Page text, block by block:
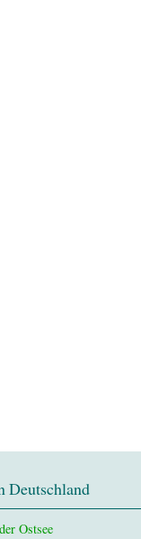
Deutschland
Ostsee